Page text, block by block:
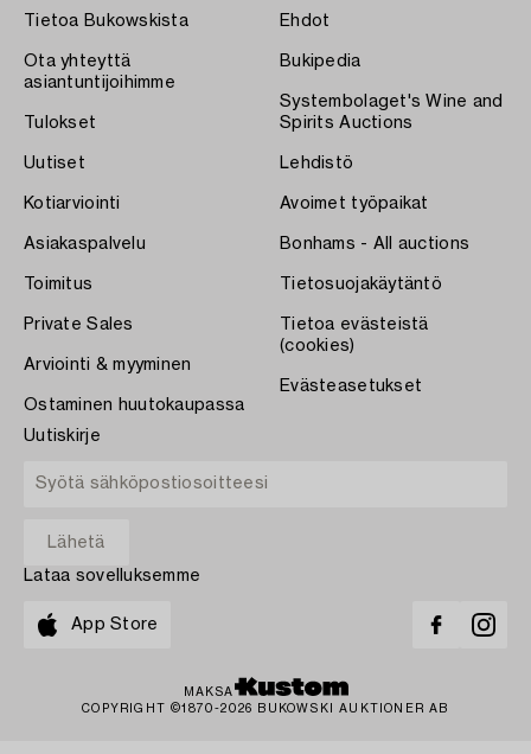
Tietoa Bukowskista
Ota yhteyttä
asiantuntijoihimme
Tulokset
Uutiset
Kotiarviointi
Asiakaspalvelu
Toimitus
Private Sales
Arviointi & myyminen
Ostaminen huutokaupassa
Ehdot
Bukipedia
Systembolaget's Wine and
Spirits Auctions
Lehdistö
Avoimet työpaikat
Bonhams - All auctions
Tietosuojakäytäntö
Tietoa evästeistä
(cookies)
Evästeasetukset
Uutiskirje
Lataa sovelluksemme
App Store
MAKSA
COPYRIGHT ©1870-2026 BUKOWSKI AUKTIONER AB